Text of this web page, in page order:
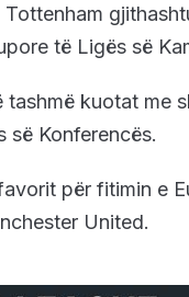
të Ligës së
tashmë kuotat me
së Konferencës.
për fitimin e
United.